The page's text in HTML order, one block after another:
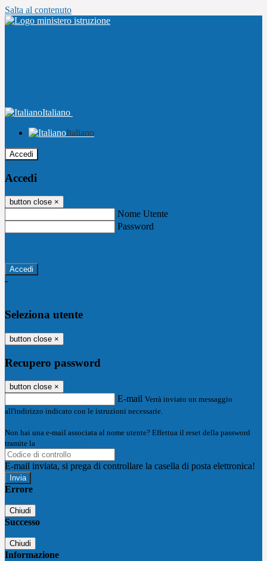
Salta al contenuto
Italiano
Italiano
Accedi
Accedi
button close ×
Nome Utente
Password
-
Seleziona utente
button close ×
Recupero password
button close ×
E-mail Verrà inviato un messaggio
all'indirizzo indicato con le istruzioni necessarie.
Non hai una e-mail associata al nome utente? Effettua il reset della password
tramite la
E-mail inviata, si prega di controllare la casella di posta elettronica!
Errore
Chiudi
Successo
Chiudi
Informazione